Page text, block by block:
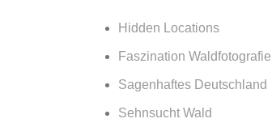
Hidden Locations
Faszination Waldfotografie
Sagenhaftes Deutschland
Sehnsucht Wald